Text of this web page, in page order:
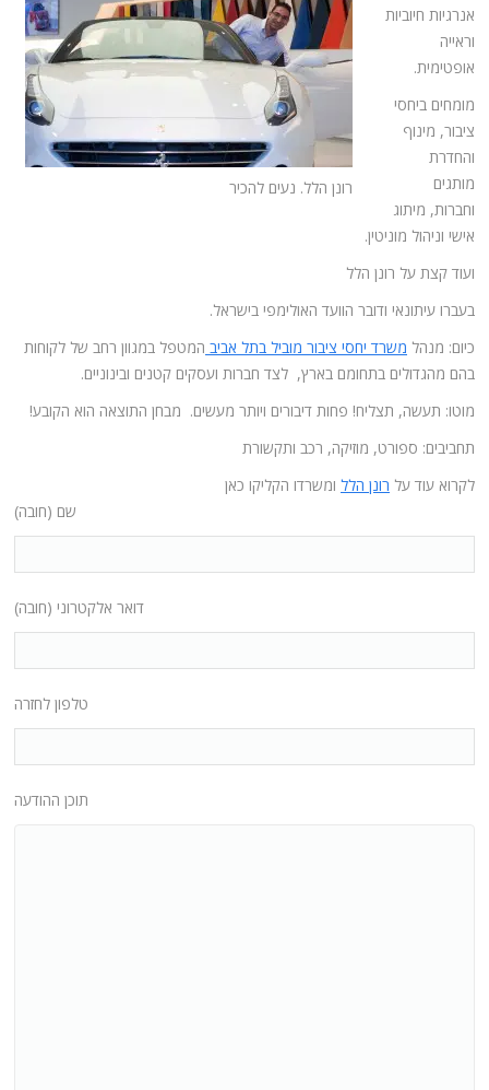
רונן הלל. נעים להכיר
אנרגיות חיוביות
וראייה
אופטימית.
מומחים ביחסי
ציבור, מינוף
והחדרת
מותגים
וחברות, מיתוג
אישי וניהול מוניטין.
ועוד קצת על רונן הלל
בעברו עיתונאי ודובר הוועד האולימפי בישראל.
כיום: מנהל משרד יחסי ציבור מוביל בתל אביב המטפל במגוון רחב של לקוחות
בהם מהגדולים בתחומם בארץ, לצד חברות ועסקים קטנים ובינוניים.
מוטו: תעשה, תצליח! פחות דיבורים ויותר מעשים. מבחן התוצאה הוא הקובע!
תחביבים: ספורט, מוזיקה, רכב ותקשורת
לקרוא עוד על רונן הלל ומשרדו הקליקו כאן
שם (חובה)
דואר אלקטרוני (חובה)
טלפון לחזרה
תוכן ההודעה